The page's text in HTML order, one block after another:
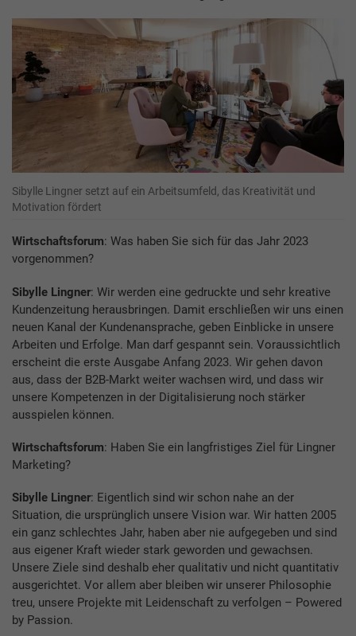
Sibylle Lingner setzt auf ein Arbeitsumfeld, das Kreativität und
Motivation fördert
Wirtschaftsforum: Was haben Sie sich für das Jahr 2023
vorgenommen?
Sibylle Lingner: Wir werden eine gedruckte und sehr kreative
Kundenzeitung herausbringen. Damit erschließen wir uns einen
neuen Kanal der Kundenansprache, geben Einblicke in unsere
Arbeiten und Erfolge. Man darf gespannt sein. Voraussichtlich
erscheint die erste Ausgabe Anfang 2023. Wir gehen davon
aus, dass der B2B-Markt weiter wachsen wird, und dass wir
unsere Kompetenzen in der Digitalisierung noch stärker
ausspielen können.
Wirtschaftsforum: Haben Sie ein langfristiges Ziel für Lingner
Marketing?
Sibylle Lingner: Eigentlich sind wir schon nahe an der
Situation, die ursprünglich unsere Vision war. Wir hatten 2005
ein ganz schlechtes Jahr, haben aber nie aufgegeben und sind
aus eigener Kraft wieder stark geworden und gewachsen.
Unsere Ziele sind deshalb eher qualitativ und nicht quantitativ
ausgerichtet. Vor allem aber bleiben wir unserer Philosophie
treu, unsere Projekte mit Leidenschaft zu verfolgen – Powered
by Passion.